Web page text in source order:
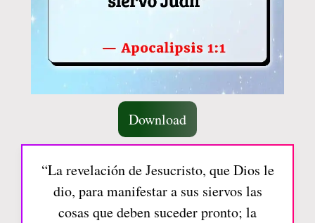
Download
“La revelación de Jesucristo, que Dios le
dio, para manifestar a sus siervos las
cosas que deben suceder pronto; la